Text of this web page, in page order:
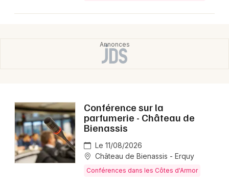
Manifestations en Bretagne
Newsletter des sorties
Artistes en tournée
Actus dans les Côtes d'Armor
Conférence sur la
parfumerie - Château de
Bienassis
Le 11/08/2026
Château de Bienassis - Erquy
Conférences dans les Côtes d'Armor